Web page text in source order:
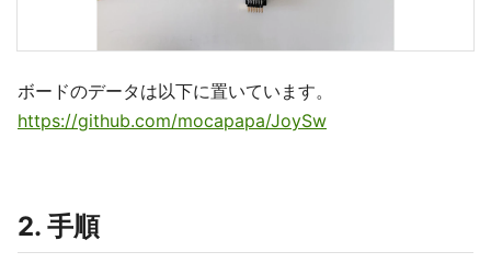
ボードのデータは以下に置いています。
https://github.com/mocapapa/JoySw
2. 手順